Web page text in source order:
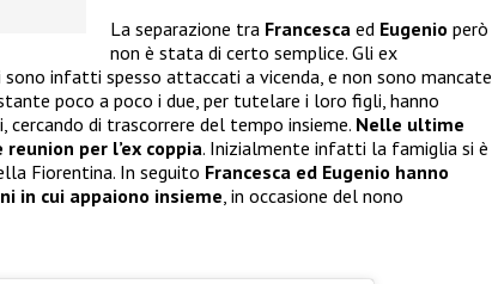
La separazione tra Francesca ed Eugenio però
non è stata di certo semplice. Gli ex
sono infatti spesso attaccati a vicenda, e non sono mancate
poco a poco i due, per tutelare i loro figli, hanno
cercando di trascorrere del tempo insieme. Nelle ultime
per l’ex coppia. Inizialmente infatti la famiglia si è
Fiorentina. In seguito Francesca ed Eugenio hanno
in cui appaiono insieme, in occasione del nono